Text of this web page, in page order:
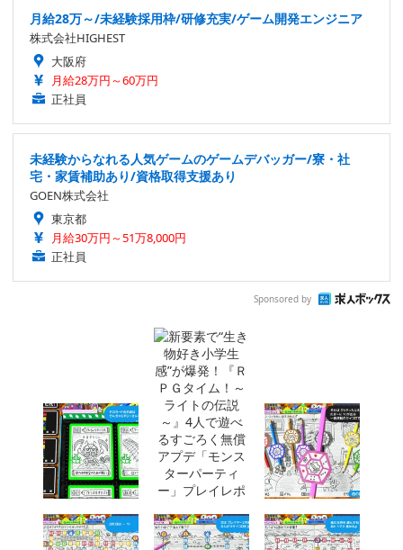
月給28万～/未経験採用枠/研修充実/ゲーム開発エンジニア
株式会社HIGHEST
大阪府
月給28万円～60万円
正社員
未経験からなれる人気ゲームのゲームデバッガー/寮・社
宅・家賃補助あり/資格取得支援あり
GOEN株式会社
東京都
月給30万円～51万8,000円
正社員
Sponsored by